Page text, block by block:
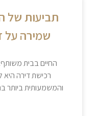
תביעות של
שמירה על
החיים בבית
רכישת דירה
והמשמעותית ביותר